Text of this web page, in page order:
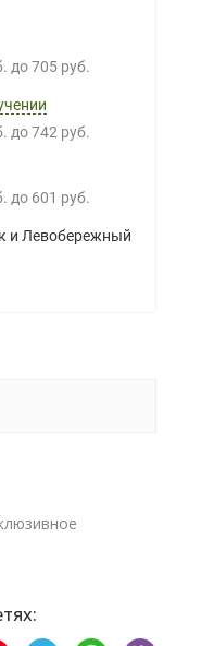
до 705 руб.
до 742 руб.
до 601 руб.
и Левобережный